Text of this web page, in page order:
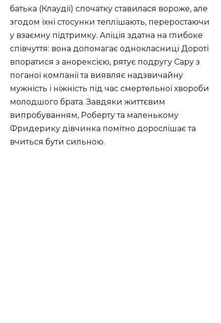
батька (Клаудії) спочатку ставилася вороже, але
згодом їхні стосунки теплішають, переростаючи
у взаємну підтримку. Аліція здатна на глибоке
співчуття: вона допомагає однокласниці Дороті
впоратися з анорексією, рятує подругу Сару з
поганої компанії та виявляє надзвичайну
мужність і ніжність під час смертельної хвороби
молодшого брата. Завдяки життєвим
випробуванням, Роберту та маленькому
Фридерику дівчинка помітно дорослішає та
вчиться бути сильною.